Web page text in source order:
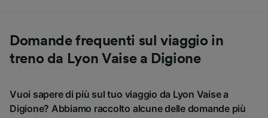
Domande frequenti sul viaggio in
treno da Lyon Vaise a Digione
Vuoi sapere di più sul tuo viaggio da Lyon Vaise a
Digione? Abbiamo raccolto alcune delle domande più